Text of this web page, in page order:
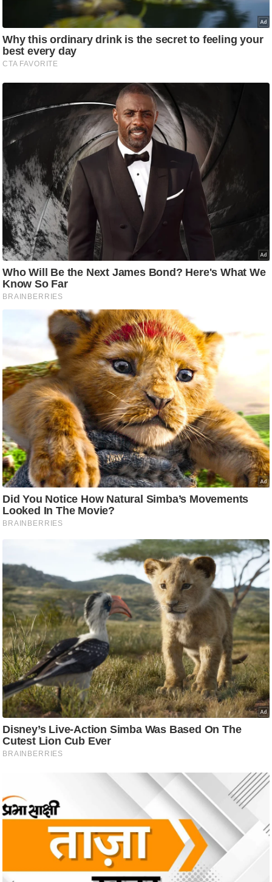
e
w
s
फ
स्टा
ल
टे
क्नॉ
लॉ
जी
ब्यू
टी
/
फै
रे
लू
नु
स्खे
प
र्य
ट
न
स्थ
ल
फि
ने
मं
त्रा
रि
ले
श
न
शि
प
रा
ज
नी
श्ले
ष
म